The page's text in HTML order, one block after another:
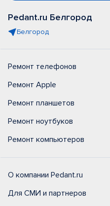
Pedant.ru Белгород
Белгород
Ремонт телефонов
Ремонт Apple
Ремонт планшетов
Ремонт ноутбуков
Ремонт компьютеров
О компании Pedant.ru
Для СМИ и партнеров